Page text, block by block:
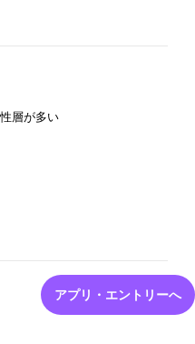
層が多い
アプリ・エントリーへ